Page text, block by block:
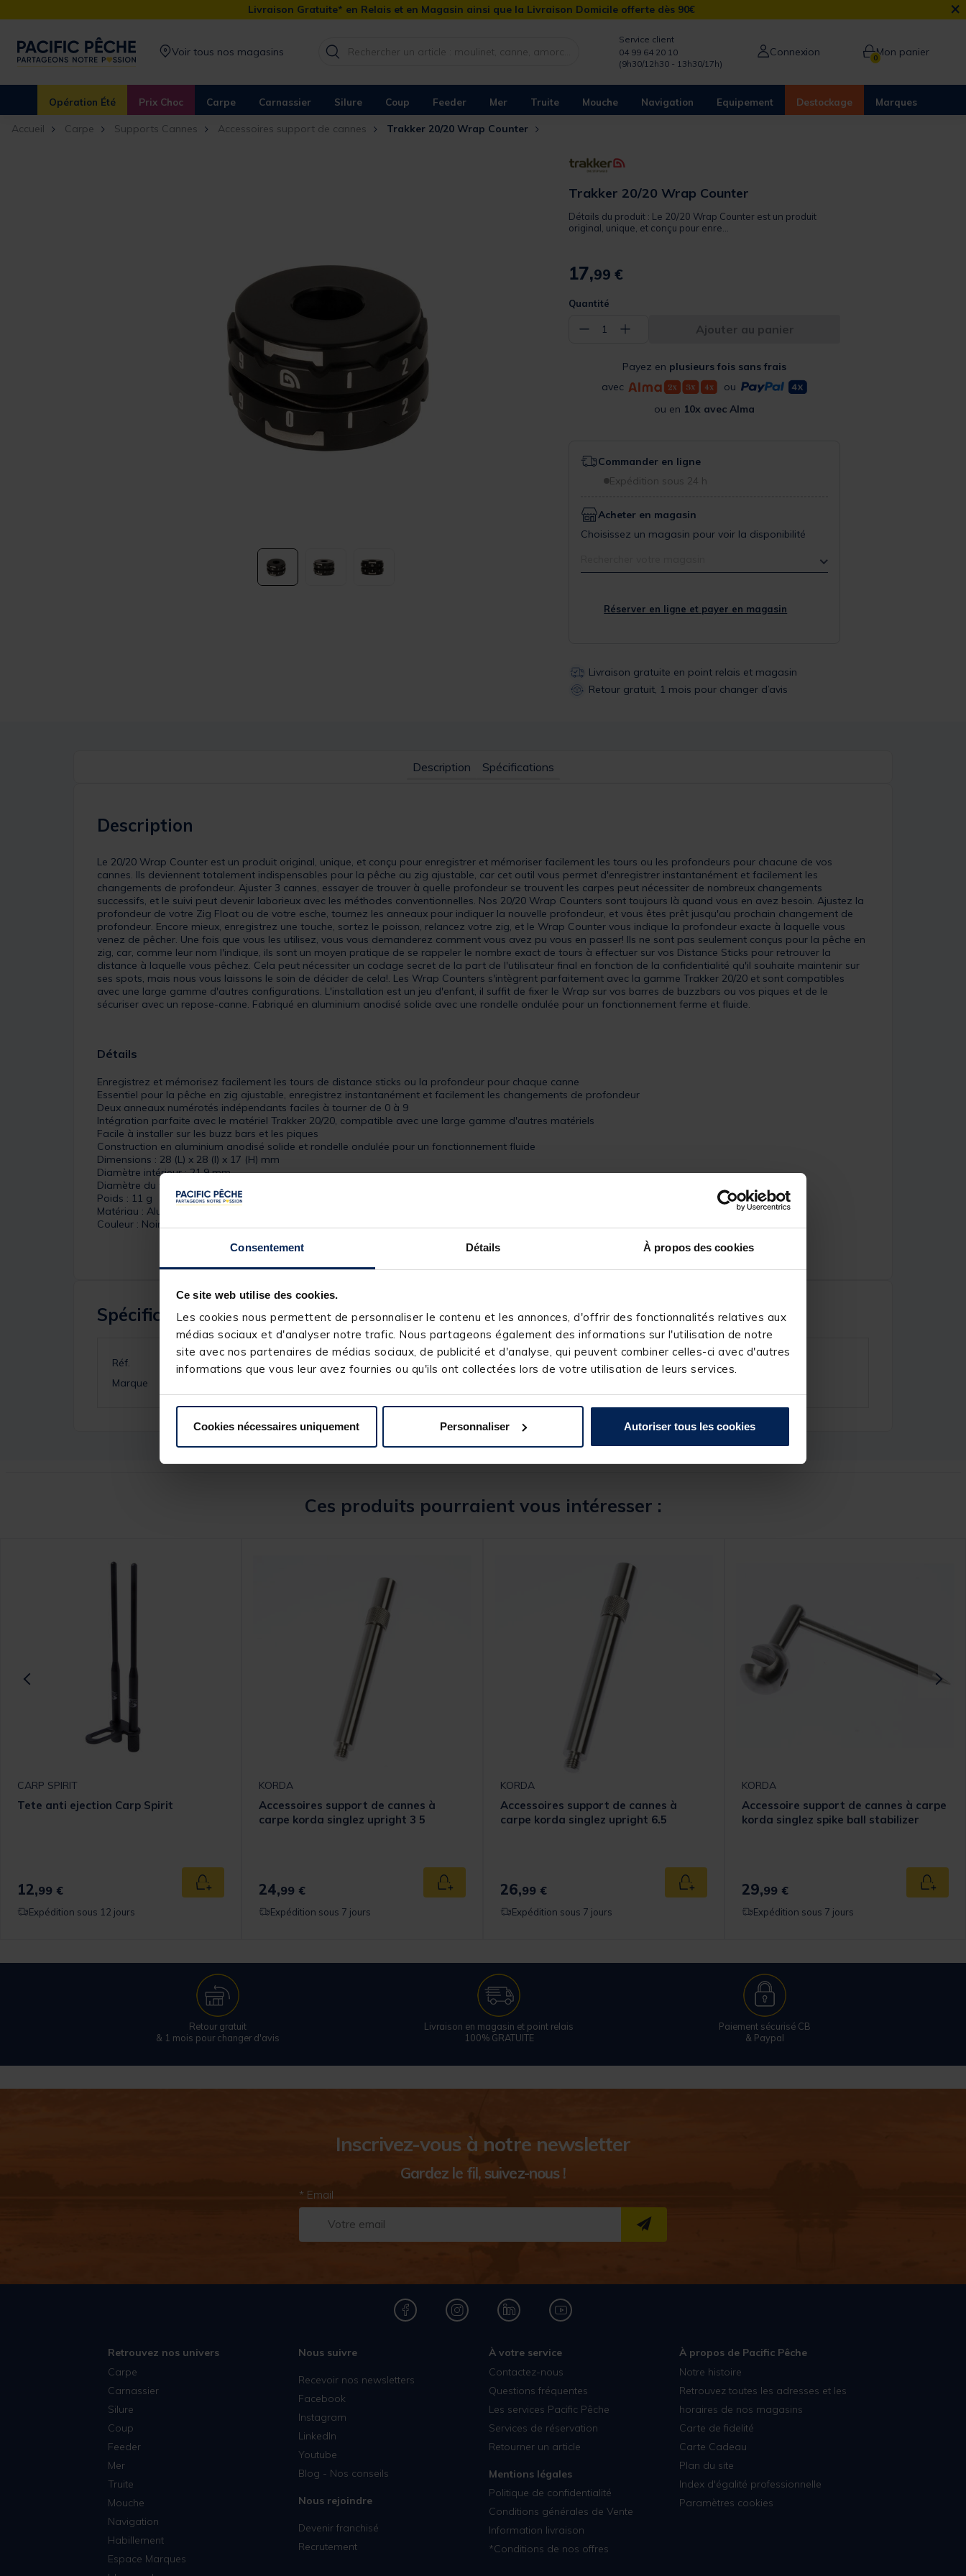
Consentement Détails À propos des cookies
Ce site web utilise des cookies.
Les cookies nous permettent de personnaliser le contenu et les annonces, d'offrir des fonctionnalités relatives aux
médias sociaux et d'analyser notre trafic. Nous partageons également des informations sur l'utilisation de notre
site avec nos partenaires de médias sociaux, de publicité et d'analyse, qui peuvent combiner celles-ci avec d'autres
informations que vous leur avez fournies ou qu'ils ont collectées lors de votre utilisation de leurs services.
Cookies nécessaires uniquement Personnaliser Autoriser tous les cookies
Livraison Gratuite* en Relais et en Magasin ainsi que la Livraison Domicile offerte dès 90€ ×
Voir tous nos magasins
Service client
04 99 64 20 10
(9h30/12h30 - 13h30/17h)
Connexion 0Mon panier
Opération Été Prix Choc Carpe Carnassier Silure Coup Feeder Mer Truite Mouche Navigation Equipement Destockage Marques
Accueil Carpe Supports Cannes Accessoires support de cannes Trakker 20/20 Wrap Counter
Trakker 20/20 Wrap Counter
Détails du produit : Le 20/20 Wrap Counter est un produit
original, unique, et conçu pour enre...
17,99 €
Quantité
− 1 + Ajouter au panier
Payez en plusieurs fois sans frais
avec
ou
ou en 10x avec Alma
Commander en ligne
Expédition sous 24 h
Acheter en magasin
Choisissez un magasin pour voir la disponibilité
Réserver en ligne et payer en magasin
Livraison gratuite en point relais et magasin
Retour gratuit, 1 mois pour changer d’avis
Description Spécifications
Description
Le 20/20 Wrap Counter est un produit original, unique, et conçu pour enregistrer et mémoriser facilement les tours ou les profondeurs pour chacune de vos
cannes. Ils deviennent totalement indispensables pour la pêche au zig ajustable, car cet outil vous permet d'enregistrer instantanément et facilement les
changements de profondeur. Ajuster 3 cannes, essayer de trouver à quelle profondeur se trouvent les carpes peut nécessiter de nombreux changements
successifs, et le suivi peut devenir laborieux avec les méthodes conventionnelles. Nos 20/20 Wrap Counters sont toujours là quand vous en avez besoin. Ajustez la
profondeur de votre Zig Float ou de votre esche, tournez les anneaux pour indiquer la nouvelle profondeur, et vous êtes prêt jusqu'au prochain changement de
profondeur. Encore mieux, enregistrez une touche, sortez le poisson, relancez votre zig, et le Wrap Counter vous indique la profondeur exacte à laquelle vous
venez de pêcher. Une fois que vous les utilisez, vous vous demanderez comment vous avez pu vous en passer! Ils ne sont pas seulement conçus pour la pêche en
zig, car, comme leur nom l'indique, ils sont un moyen pratique de se rappeler le nombre exact de tours à effectuer sur vos Distance Sticks pour retrouver la
distance à laquelle vous pêchez. Cela peut nécessiter un codage secret de la part de l'utilisateur final en fonction de la confidentialité qu'il souhaite maintenir sur
ses spots, mais nous vous laissons le soin de décider de cela!. Les Wrap Counters s'intègrent parfaitement avec la gamme Trakker 20/20 et sont compatibles
avec une large gamme d'autres configurations. L'installation est un jeu d'enfant, il suffit de fixer le Wrap sur vos barres de buzzbars ou vos piques et de le
sécuriser avec un repose-canne. Fabriqué en aluminium anodisé solide avec une rondelle ondulée pour un fonctionnement ferme et fluide.
Détails
Enregistrez et mémorisez facilement les tours de distance sticks ou la profondeur pour chaque canne
Essentiel pour la pêche en zig ajustable, enregistrez instantanément et facilement les changements de profondeur
Deux anneaux numérotés indépendants faciles à tourner de 0 à 9
Intégration parfaite avec le matériel Trakker 20/20, compatible avec une large gamme d'autres matériels
Facile à installer sur les buzz bars et les piques
Construction en aluminium anodisé solide et rondelle ondulée pour un fonctionnement fluide
Dimensions : 28 (L) x 28 (l) x 17 (H) mm
Diamètre intérieur : 21,9 mm
Diamètre du filetage : 10 mm
Poids : 11 g
Matériau : Aluminium
Couleur : Noir
Spécifications
Réf.
244157-1
Marque
Ces produits pourraient vous intéresser :
panier
CARP SPIRIT
Tete anti ejection Carp Spirit
12,99 € Ajouter au panier
Expédition sous 12 jours
KORDA
Accessoires support de cannes à
carpe korda singlez upright 3 5
24,99 € Ajouter au panier
Expédition sous 7 jours
KORDA
Accessoires support de cannes à
carpe korda singlez upright 6.5
26,99 € Ajouter au panier
Expédition sous 7 jours
KORDA
Accessoire support de cannes à carpe
korda singlez spike ball stabilizer
29,99 € Ajouter
Expédition sous 7 jours
Retour gratuit
& 1 mois pour changer d'avis
Livraison en magasin et point relais
100% GRATUITE
Paiement sécurisé CB
& Paypal
Inscrivez-vous à notre newsletter
Gardez le fil, suivez-nous !
* Email
S''INSCRIRE
Retrouvez nos univers
Carpe
Carnassier
Silure
Coup
Feeder
Mer
Truite
Mouche
Navigation
Habillement
Espace Marques
Nous suivre
Recevoir nos newsletters
Facebook
Instagram
LinkedIn
Youtube
Blog - Nos conseils
Nous rejoindre
Devenir franchisé
Recrutement
À votre service
Contactez-nous
Questions fréquentes
Les services Pacific Pêche
Services de réservation
Retourner un article
Mentions légales
Politique de confidentialité
Conditions générales de Vente
Information livraison
*Conditions de nos offres
À propos de Pacific Pêche
Notre histoire
Retrouvez toutes les adresses et les
horaires de nos magasins
Carte de fidelité
Carte Cadeau
Plan du site
Index d'égalité professionnelle
Paramètres cookies